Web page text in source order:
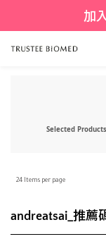
加
Selected
24 Items per page
andreatsai_推薦